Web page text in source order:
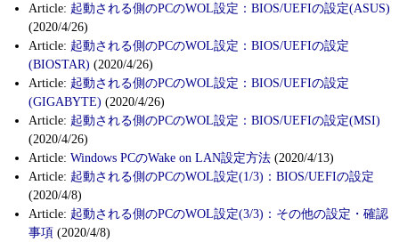
Article: 起動される側のPCのWOL設定：BIOS/UEFIの設定(ASUS)
(2020/4/26)
Article: 起動される側のPCのWOL設定：BIOS/UEFIの設定
(BIOSTAR) (2020/4/26)
Article: 起動される側のPCのWOL設定：BIOS/UEFIの設定
(GIGABYTE) (2020/4/26)
Article: 起動される側のPCのWOL設定：BIOS/UEFIの設定(MSI)
(2020/4/26)
Article: Windows PCのWake on LAN設定方法 (2020/4/13)
Article: 起動される側のPCのWOL設定(1/3)：BIOS/UEFIの設定
(2020/4/8)
Article: 起動される側のPCのWOL設定(3/3)：その他の設定・確認
事項 (2020/4/8)